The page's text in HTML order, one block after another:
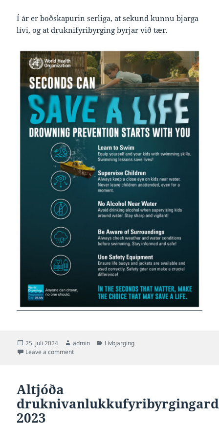
Í ár er boðskapurin serliga, at sekund kunnu bjarga
lívi, og at druknifyribyrging byrjar við tær.
Posted
on
25. juli 2024 Author
admin Categories
Lívbjarging
Leave a commenton Í dag er altjóða dagur til fyribyrging av
Altjóða
2023